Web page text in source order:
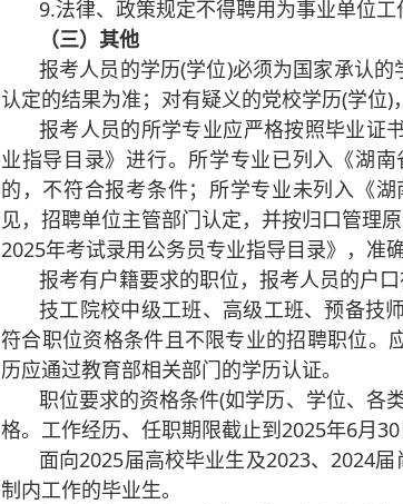
9.法律、政策规定不得聘用为事业单位工
（三）其他
报考人员的学历(学位)必须为国家承认
认定的结果为准；对有疑义的党校学历(学位)
报考人员的所学专业应严格按照毕业证
业指导目录》进行。所学专业已列入《湖
的，不符合报考条件；所学专业未列入《
见，招聘单位主管部门认定，并按归口管理
2025年考试录用公务员专业指导目录》，准
报考有户籍要求的职位，报考人员的户
技工院校中级工班、高级工班、预备技
符合职位资格条件且不限专业的招聘职位。
历应通过教育部相关部门的学历认证。
职位要求的资格条件(如学历、学位、各
格。工作经历、任职期限截止到2025年6月
面向2025届高校毕业生及2023、2024
制内工作的毕业生。